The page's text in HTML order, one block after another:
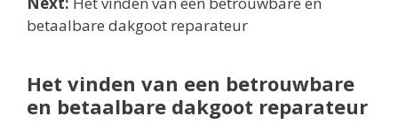
betaalbare dakgoot reparateur
Het vinden van een betrouwbare
en betaalbare dakgoot reparateur